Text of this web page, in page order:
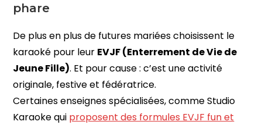
phare
De plus en plus de futures mariées choisissent le
karaoké pour leur EVJF (Enterrement de Vie de
Jeune Fille). Et pour cause : c’est une activité
originale, festive et fédératrice.
Certaines enseignes spécialisées, comme Studio
Karaoke qui proposent des formules EVJF fun et